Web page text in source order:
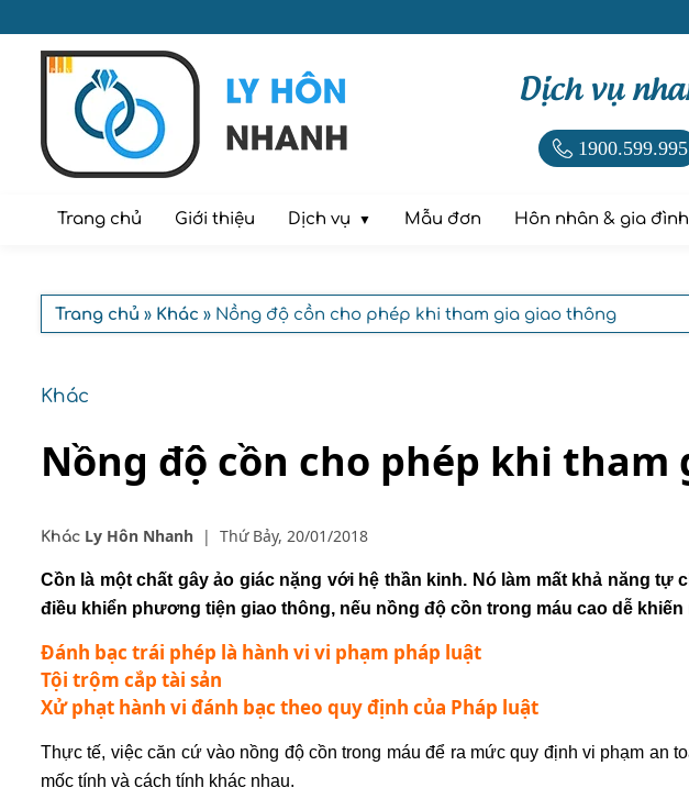
Dịch vụ
1900.599.995
Trang chủ Giới thiệu Dịch vụ Mẫu đơn Hôn nhân & gia đình
Trang chủ » Khác » Nồng độ cồn cho phép khi tham gia giao thông
Khác
Nồng độ cồn cho phép khi tham
Khác Ly Hôn Nhanh | Thứ Bảy, 20/01/2018
Cồn là một chất gây ảo giác nặng với hệ thần kinh. Nó làm mất khả năng
điều khiển phương tiện giao thông, nếu nồng độ cồn trong máu cao dễ
Đánh bạc trái phép là hành vi vi phạm pháp luật
Tội trộm cắp tài sản
Xử phạt hành vi đánh bạc theo quy định của Pháp luật
Thực tế, việc căn cứ vàonồng độ cồn trong máu để ra mức quy định vi phạm an
mốc tính và cách tính khác nhau.